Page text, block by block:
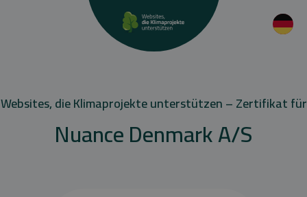
Websites, die Klimaprojekte unterstützen – Zertifikat für
Nuance Denmark A/S